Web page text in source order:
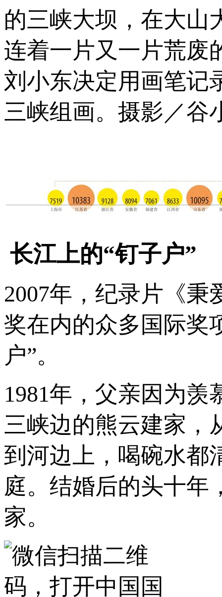
的三峡大坝，在大山
连着一片又一片荒废
刘小东决定用画笔记
三峡组画。摄影／谷
长江上的“钉子户”
2007年，纪录片《
奖在内的众多国际奖
户”。
1981年，父亲因为
三峡边的熊云建家，
到河边上，喝碗水都
庭。结婚后的头十年
家。